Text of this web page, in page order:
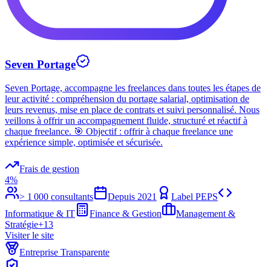
Seven Portage
Seven Portage, accompagne les freelances dans toutes les étapes de
leur activité : compréhension du portage salarial, optimisation de
leurs revenus, mise en place de contrats et suivi personnalisé. Nous
veillons à offrir un accompagnement fluide, structuré et réactif à
chaque freelance. 🎯 Objectif : offrir à chaque freelance une
expérience simple, optimisée et sécurisée.
Frais de gestion
4%
> 1 000 consultants
Depuis 2021
Label PEPS
Informatique & IT
Finance & Gestion
Management &
Stratégie+13
Visiter le site
Entreprise Transparente